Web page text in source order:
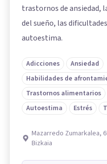
trastornos de ansiedad,
del sueño, las
autoestima.
Adicciones
Ansiedad
Habilidades de
Trastornos alimentarios
Autoestima
Estrés
Mazarredo Zumarkalea,
Bizkaia